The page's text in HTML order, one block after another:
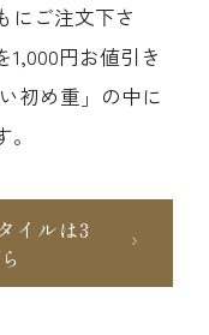
にご注文下さ
円お値引き
初め重」の中に
イルは3